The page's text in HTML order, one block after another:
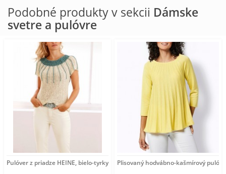
Podobné produkty v sekcii Dámske
svetre a pulóvre
Pulóver z priadze HEINE, bielo-tyrkysovýPlisovaný hodvábno-kašmírový